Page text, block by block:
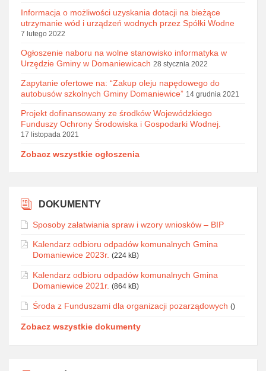
Informacja o możliwości uzyskania dotacji na bieżące
utrzymanie wód i urządzeń wodnych przez Spółki Wodne
7 lutego 2022
Ogłoszenie naboru na wolne stanowisko informatyka w
Urzędzie Gminy w Domaniewicach 28 stycznia 2022
Zapytanie ofertowe na: “Zakup oleju napędowego do
autobusów szkolnych Gminy Domaniewice” 14 grudnia 2021
Projekt dofinansowany ze środków Wojewódzkiego
Funduszy Ochrony Środowiska i Gospodarki Wodnej.
17 listopada 2021
Zobacz wszystkie ogłoszenia
DOKUMENTY
Sposoby załatwiania spraw i wzory wniosków – BIP
Kalendarz odbioru odpadów komunalnych Gmina
Domaniewice 2023r. (224 kB)
Kalendarz odbioru odpadów komunalnych Gmina
Domaniewice 2021r. (864 kB)
Środa z Funduszami dla organizacji pozarządowych ()
Zobacz wszystkie dokumenty